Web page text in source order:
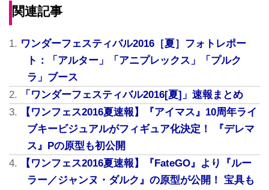
海洋堂
関連記事
ワンダーフェスティバル2016［夏］フォトレポー
ト：「アルター」「アニプレックス」「プルク
ラ」ブース
「ワンダーフェスティバル2016[夏]」速報まとめ
【ワンフェス2016夏速報】『アイマス』10周年ライ
ブキービジュアルがフィギュア化決定！ 『デレマ
ス』Pの原型も初公開
【ワンフェス2016夏速報】『FateGO』より『ルー
ラー／ジャンヌ・ダルク』の原型が公開！ 宝具も